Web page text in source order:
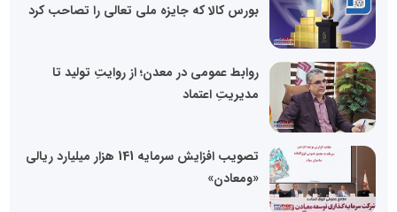
بورس کالا که جایزه ملی تعالی را تصاحب کرد
روابط عمومی در معدن؛ از روایتِ تولید تا
مدیریتِ اعتماد
تصویب افزایش سرمایه 141 هزار میلیارد ریالی
«ومعادن»